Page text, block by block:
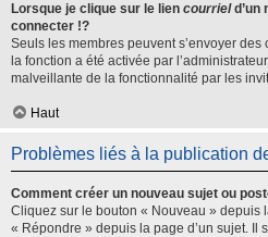
Lorsque je clique sur le lien courrield’un
connecter !?
Seuls les membres peuvent s’envoyer
la fonction a été activée par
malveillante de la fonctionnalité par les
Haut
Problèmes liés à la publication
Comment créer un nouveau sujet ou
Cliquez sur le bouton « Nouveau » depuis
« Répondre » depuis la page d’un sujet. Il